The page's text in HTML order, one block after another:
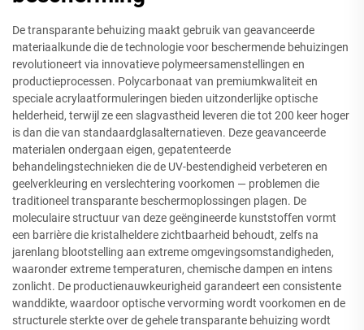
De transparante behuizing maakt gebruik van geavanceerde
materiaalkunde die de technologie voor beschermende behuizingen
revolutioneert via innovatieve polymeersamenstellingen en
productieprocessen. Polycarbonaat van premiumkwaliteit en
speciale acrylaatformuleringen bieden uitzonderlijke optische
helderheid, terwijl ze een slagvastheid leveren die tot 200 keer hoger
is dan die van standaardglasalternatieven. Deze geavanceerde
materialen ondergaan eigen, gepatenteerde
behandelingstechnieken die de UV-bestendigheid verbeteren en
geelverkleuring en verslechtering voorkomen — problemen die
traditioneel transparante beschermoplossingen plagen. De
moleculaire structuur van deze geëngineerde kunststoffen vormt
een barrière die kristalheldere zichtbaarheid behoudt, zelfs na
jarenlang blootstelling aan extreme omgevingsomstandigheden,
waaronder extreme temperaturen, chemische dampen en intens
zonlicht. De productienauwkeurigheid garandeert een consistente
wanddikte, waardoor optische vervorming wordt voorkomen en de
structurele sterkte over de gehele transparante behuizing wordt